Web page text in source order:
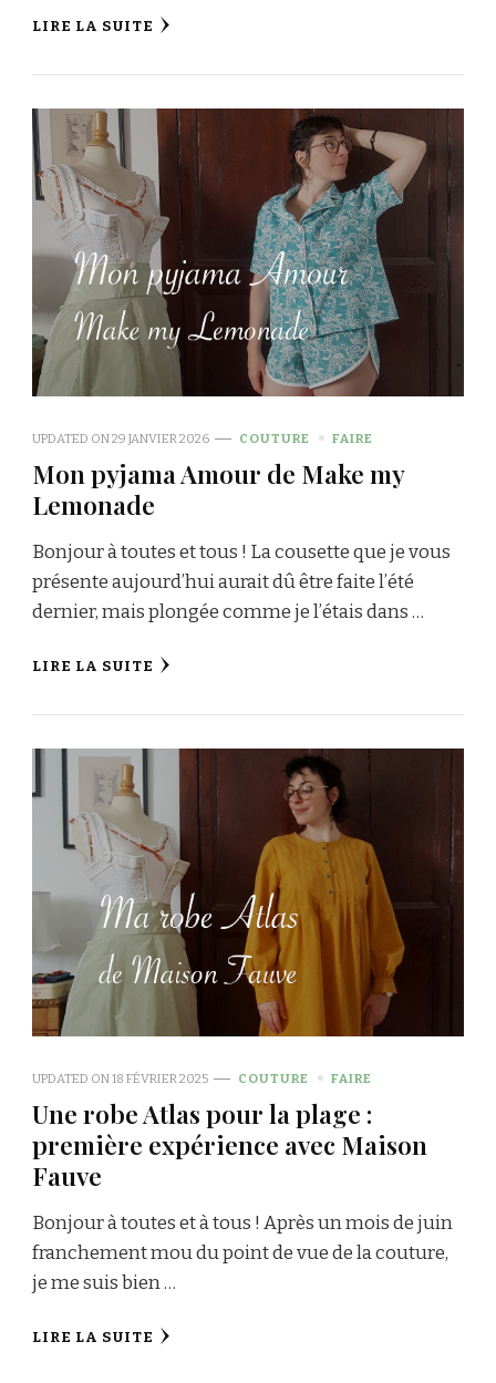
LIRE LA SUITE
UPDATED ON29 JANVIER 2026 COUTURE FAIRE
Mon pyjama Amour de Make my
Lemonade
Bonjour à toutes et tous ! La cousette que je vous
présente aujourd’hui aurait dû être faite l’été
dernier, mais plongée comme je l’étais dans …
LIRE LA SUITE
UPDATED ON18 FÉVRIER 2025 COUTURE FAIRE
Une robe Atlas pour la plage :
première expérience avec Maison
Fauve
Bonjour à toutes et à tous ! Après un mois de juin
franchement mou du point de vue de la couture,
je me suis bien …
LIRE LA SUITE